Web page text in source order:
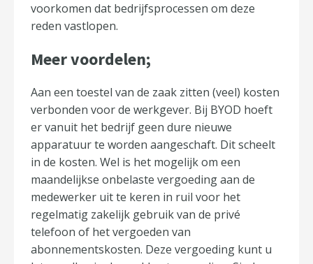
voorkomen dat bedrijfsprocessen om deze
reden vastlopen.
Meer voordelen;
Aan een toestel van de zaak zitten (veel) kosten
verbonden voor de werkgever. Bij BYOD hoeft
er vanuit het bedrijf geen dure nieuwe
apparatuur te worden aangeschaft. Dit scheelt
in de kosten. Wel is het mogelijk om een
maandelijkse onbelaste vergoeding aan de
medewerker uit te keren in ruil voor het
regelmatig zakelijk gebruik van de privé
telefoon of het vergoeden van
abonnementskosten. Deze vergoeding kunt u